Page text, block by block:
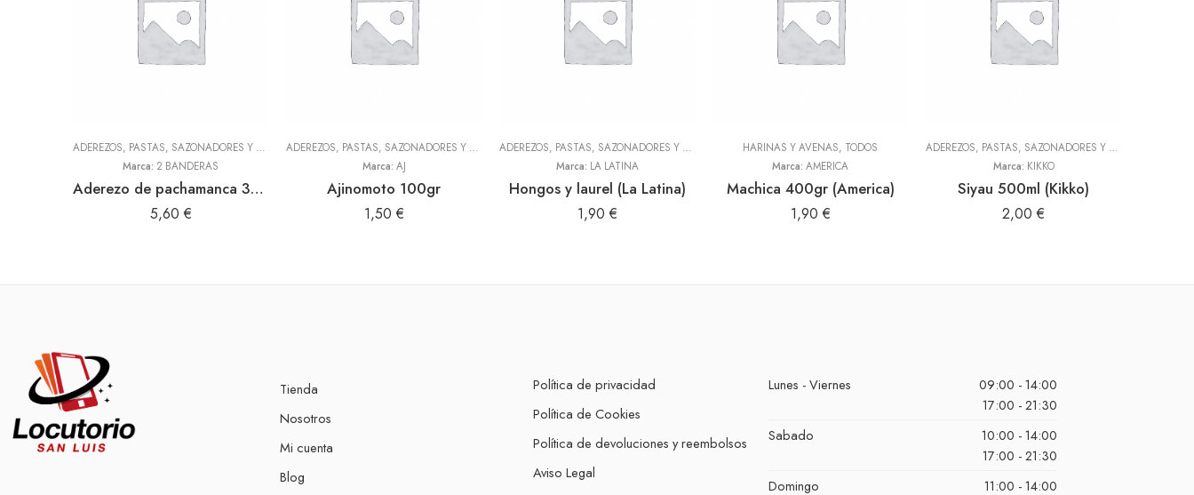
ADEREZOS, PASTAS, SAZONADORES Y CONDIMENTOS ,TODOS
Marca: 2 BANDERAS
Aderezo de pachamanca 300gr (2 Banderas)
5,60 €
ADEREZOS, PASTAS, SAZONADORES Y CONDIMENTOS ,TODOS
Marca: AJ
Ajinomoto 100gr
1,50 €
ADEREZOS, PASTAS, SAZONADORES Y CONDIMENTOS ,TODOS
Marca: LA LATINA
Hongos y laurel (La Latina)
1,90 €
HARINAS Y AVENAS, TODOS
Marca: AMERICA
Machica 400gr (America)
1,90 €
ADEREZOS, PASTAS, SAZONADORES Y CONDIMENTOS
Marca: KIKKO
Siyau 500ml (Kikko)
2,00 €
Tienda
Nosotros
Mi cuenta
Blog
Política de privacidad
Política de Cookies
Política de devoluciones y reembolsos
Aviso Legal
Lunes - Viernes
09:00 - 14:00
17:00 - 21:30
Sabado
10:00 - 14:00
17:00 - 21:30
Domingo
11:00 - 14:00